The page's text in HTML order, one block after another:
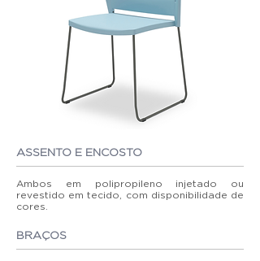
ASSENTO E ENCOSTO
Ambos em polipropileno injetado ou
revestido em tecido, com disponibilidade de
cores.
BRAÇOS